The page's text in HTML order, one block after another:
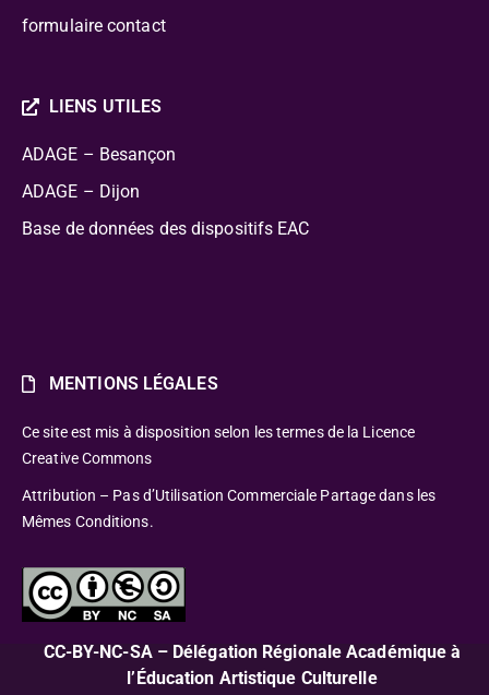
formulaire contact
LIENS UTILES
ADAGE – Besançon
ADAGE – Dijon
Base de données des dispositifs EAC
MENTIONS LÉGALES
Ce site est mis à disposition selon les termes de la Licence
Creative Commons
Attribution – Pas d’Utilisation Commerciale Partage dans les
Mêmes Conditions.
CC-BY-NC-SA – Délégation Régionale Académique à
l’Éducation Artistique Culturelle